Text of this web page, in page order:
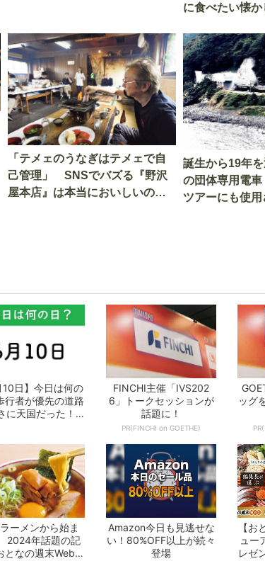
に食べたい懐か
「テメェのうなぎはテメェで自
己管理」 SNSでバズる『野沢
屋本店』は本当においしいの
誕生から19年
の団体専用電
ツアーにも使
10日】今日は何の
行者が優先の道路
に天国だった！ -
FINCHI主催「IVS202
6」トークセッションが
話題に！
PR(FINCHI on GOETHE)
ッグ
ーメンから始ま
2024年話題の記
となの週末Web」
Amazon今日も見逃せな
い！80%OFF以上が続々
登場
【お
ュー
レゼ